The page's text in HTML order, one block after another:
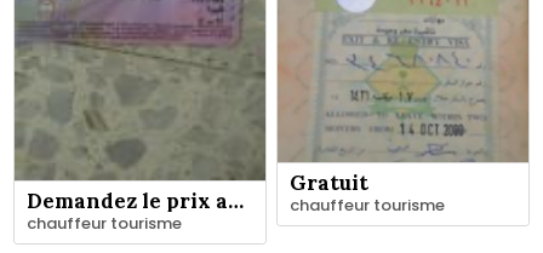
Demandez le prix au vendeur
chauffeur tourisme
Gratuit
chauffeur tourisme